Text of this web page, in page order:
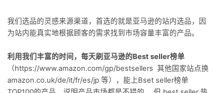
我们选品的灵感来源渠道，首选的就是亚马逊的站内选品，因
为站内能真实地根据顾客的需求找到市场容量丰富的产品。
利用我们丰富的时间，每天刷亚马逊的Best seller榜单
（https://www.amazon.com/gp/bestsellers 其他国家站点换
amazon.co.uk/de/it/fr/es/jp 等），能上Bset seller榜单